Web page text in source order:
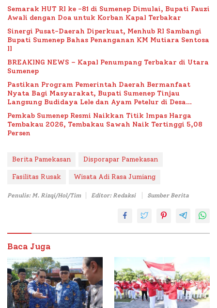
Semarak HUT RI ke -81 di Sumenep Dimulai, Bupati Fauzi
Awali dengan Doa untuk Korban Kapal Terbakar
Sinergi Pusat-Daerah Diperkuat, Menhub RI Sambangi
Bupati Sumenep Bahas Penanganan KM Mutiara Sentosa
II
BREAKING NEWS – Kapal Penumpang Terbakar di Utara
Sumenep
Pastikan Program Pemerintah Daerah Bermanfaat
Nyata Bagi Masyarakat, Bupati Sumenep Tinjau
Langsung Budidaya Lele dan Ayam Petelur di Desa
Pemkab Sumenep Resmi Naikkan Titik Impas Harga
Tembakau 2026, Tembakau Sawah Naik Tertinggi 5,08
Persen
Berita Pamekasan Disporapar Pamekasan
Fasilitas Rusak Wisata Adi Rasa Jumiang
Penulis: M. Rizqi/Hol/Tim Editor: Redaksi Sumber Berita
Baca Juga